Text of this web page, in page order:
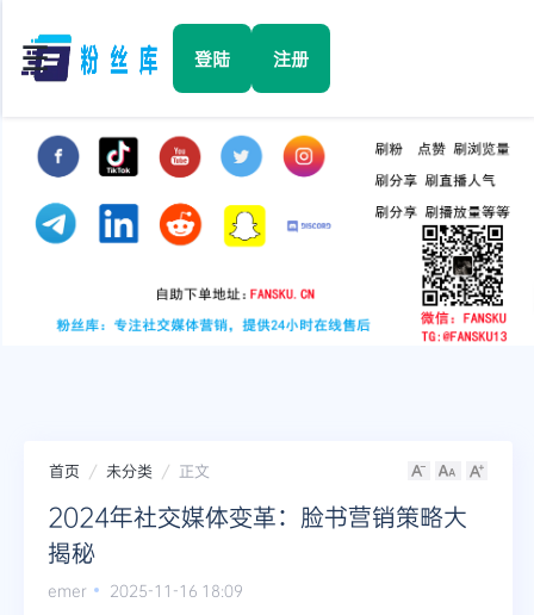
☰ 登陆 注册
Facebook
TikTok
YouTube
Twitter
首页 未分类 正文
2024年社交媒体变革：脸书营销策略大
揭秘
emer 2025-11-16 18:09